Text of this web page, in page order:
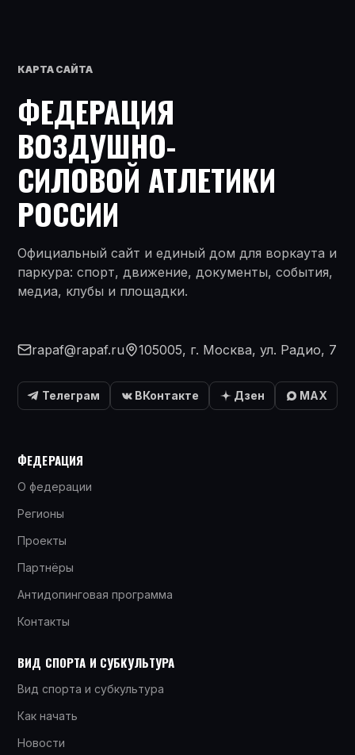
КАРТА САЙТА
ФЕДЕРАЦИЯ
ВОЗДУШНО-
СИЛОВОЙ АТЛЕТИКИ
РОССИИ
Официальный сайт и единый дом для воркаута и
паркура: спорт, движение, документы, события,
медиа, клубы и площадки.
rapaf@rapaf.ru 105005, г. Москва, ул. Радио, 7
Телеграм ВКонтакте Дзен MAX
ФЕДЕРАЦИЯ
О федерации
Регионы
Проекты
Партнёры
Антидопинговая программа
Контакты
ВИД СПОРТА И СУБКУЛЬТУРА
Вид спорта и субкультура
Как начать
Новости